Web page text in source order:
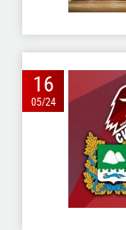
16
05/24